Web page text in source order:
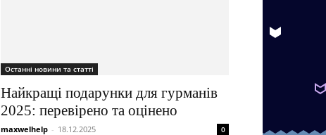
Останні новини та статті
Найкращі подарунки для гурманів
2025: перевірено та оцінено
maxwelhelp - 18.12.2025 0